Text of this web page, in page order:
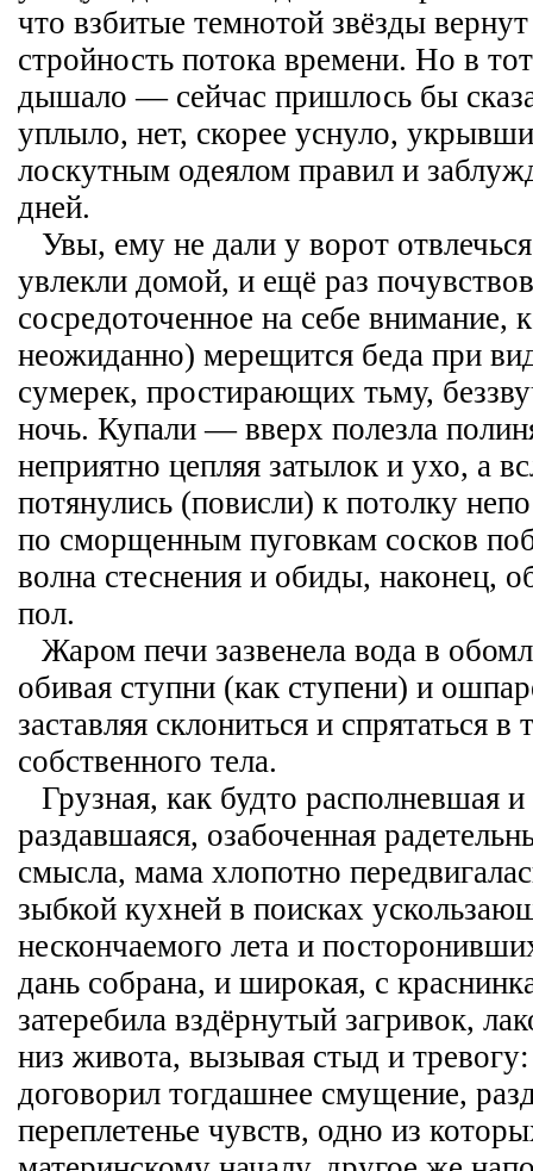
что взбитые темнотой звёзды
стройность потока времени. Но в
дышало — сейчас пришлось бы
уплыло, нет, скорее уснуло,
лоскутным одеялом правил и
дней.
Увы, ему не дали у ворот
увлекли домой, и ещё раз
сосредоточенное на себе внимание,
неожиданно) мерещится беда при
сумерек, простирающих тьму,
ночь. Купали — вверх полезла
неприятно цепляя затылок и ухо, а
потянулись (повисли) к потолку
по сморщенным пуговкам сосков
волна стеснения и обиды, наконец,
пол.
Жаром печи зазвенела вода в
обивая ступни (как ступени) и
заставляя склониться и спрятаться в
собственного тела.
Грузная, как будто располневшая и
раздавшаяся, озабоченная
смысла, мама хлопотно
зыбкой кухней в поисках
нескончаемого лета и
дань собрана, и широкая, с
затеребила вздёрнутый загривок,
низ живота, вызывая стыд и
договорил тогдашнее смущение,
переплетенье чувств, одно из